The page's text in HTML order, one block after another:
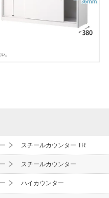
スチールカウンター TR
スチールカウンター
ハイカウンター